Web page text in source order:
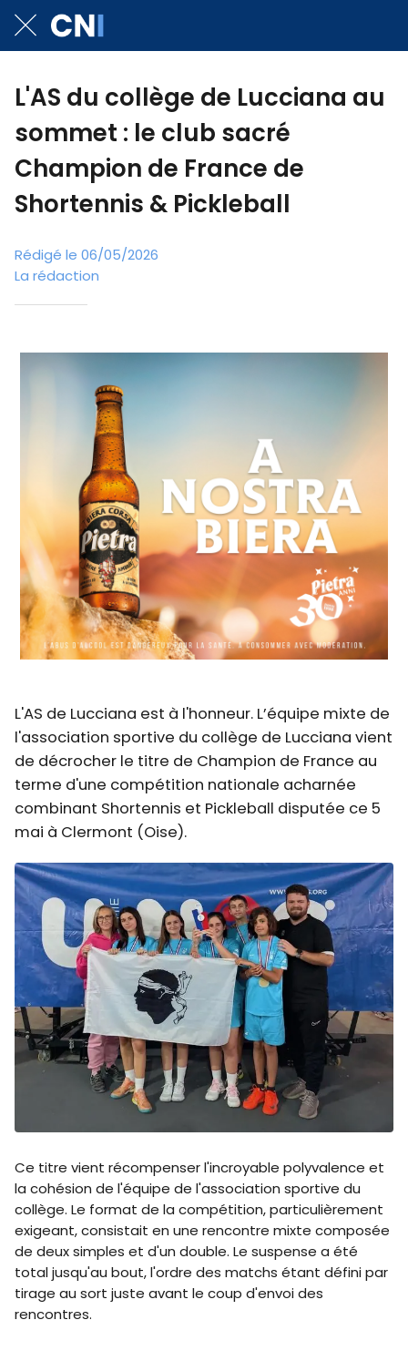
L'AS du collège de Lucciana au
sommet : le club sacré
Champion de France de
Shortennis & Pickleball
Rédigé le 06/05/2026
La rédaction
L'AS de Lucciana est à l'honneur. L’équipe mixte de
l'association sportive du collège de Lucciana vient
de décrocher le titre de Champion de France au
terme d'une compétition nationale acharnée
combinant Shortennis et Pickleball disputée ce 5
mai à Clermont (Oise).
Ce titre vient récompenser l'incroyable polyvalence et
la cohésion de l'équipe de l'association sportive du
collège. Le format de la compétition, particulièrement
exigeant, consistait en une rencontre mixte composée
de deux simples et d'un double. Le suspense a été
total jusqu'au bout, l'ordre des matchs étant défini par
tirage au sort juste avant le coup d'envoi des
rencontres.